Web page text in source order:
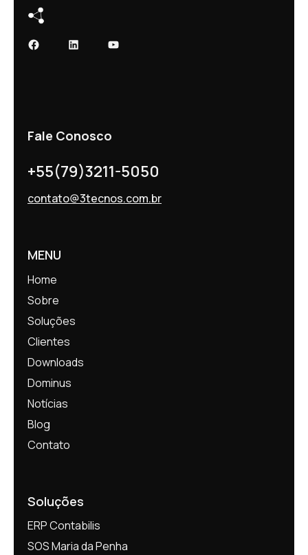
FacebookLinkedInYoutube
Fale Conosco
+55(79)3211-5050
contato@3tecnos.com.br
MENU
Home
Sobre
Soluções
Clientes
Downloads
Dominus
Notícias
Blog
Contato
Soluções
ERP Contabilis
SOS Maria da Penha